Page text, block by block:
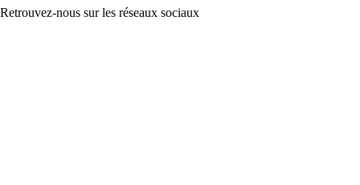
Retrouvez-nous sur les réseaux sociaux